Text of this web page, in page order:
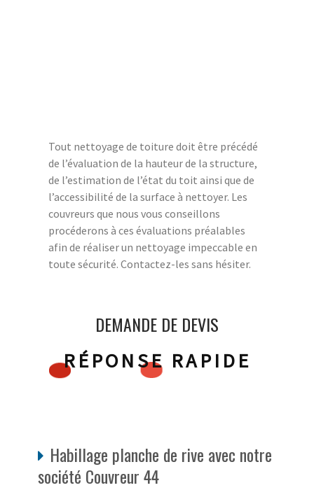
Tout nettoyage de toiture doit être précédé
de l’évaluation de la hauteur de la structure,
de l’estimation de l’état du toit ainsi que de
l’accessibilité de la surface à nettoyer. Les
couvreurs que nous vous conseillons
procéderons à ces évaluations préalables
afin de réaliser un nettoyage impeccable en
toute sécurité. Contactez-les sans hésiter.
DEMANDE DE DEVIS
RÉPONSE RAPIDE
Habillage planche de rive avec notre
société Couvreur 44